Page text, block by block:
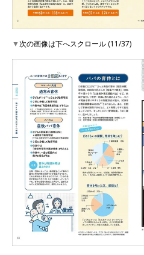
▼次の画像は下へスクロール (11/37)